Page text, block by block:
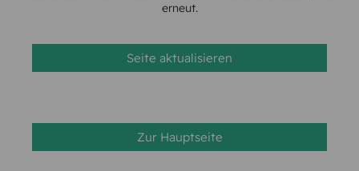
erneut.
Seite aktualisieren
Zur Hauptseite